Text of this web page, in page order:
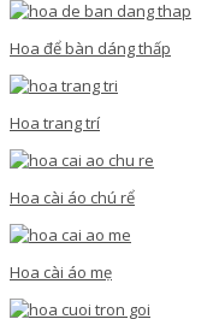
Hoa để bàn dáng thấp
Hoa trang trí
Hoa cài áo chú rể
Hoa cài áo mẹ